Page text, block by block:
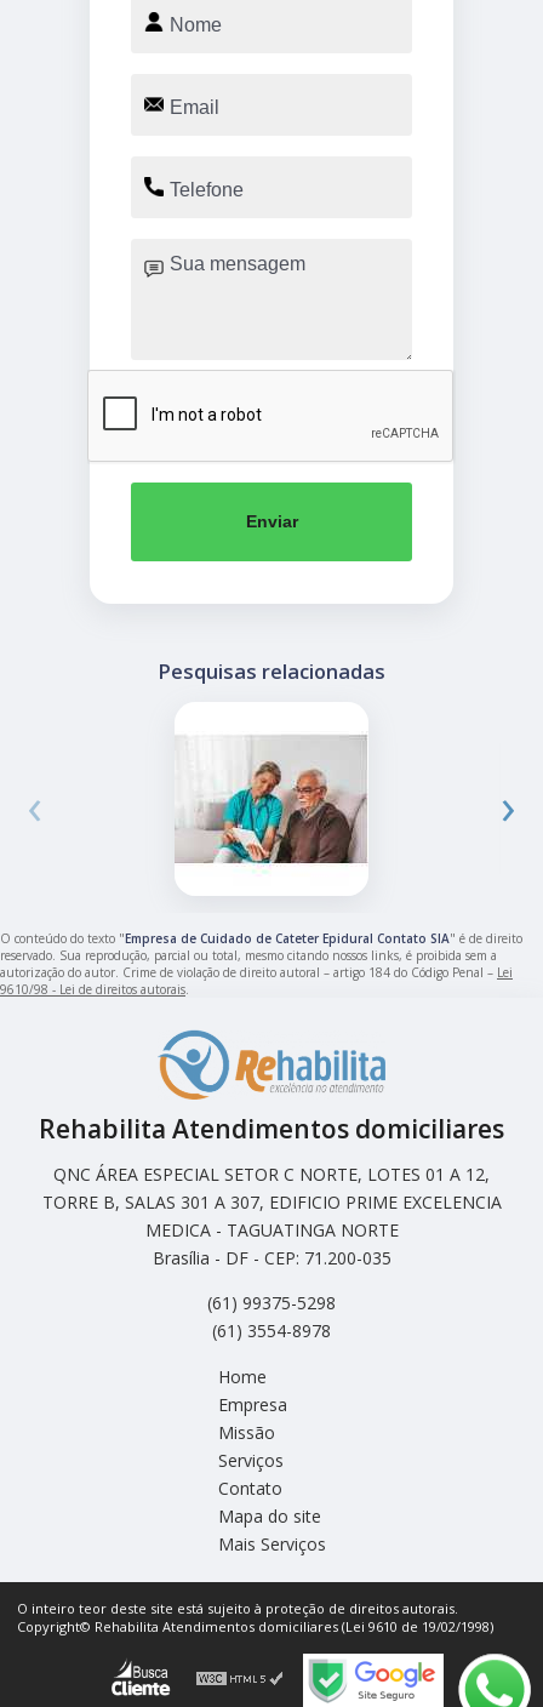
Enviar
Pesquisas relacionadas
‹ ›
O conteúdo do texto "Empresa de Cuidado de Cateter Epidural Contato SIA" é de direito
reservado. Sua reprodução, parcial ou total, mesmo citando nossos links, é proibida sem a
autorização do autor. Crime de violação de direito autoral – artigo 184 do Código Penal – Lei
9610/98 - Lei de direitos autorais
Rehabilita Atendimentos domiciliares
QNC ÁREA ESPECIAL SETOR C NORTE, LOTES 01 A 12,
TORRE B, SALAS 301 A 307, EDIFICIO PRIME EXCELENCIA
MEDICA - TAGUATINGA NORTE
Brasília - DF - CEP: 71.200-035
(61) 99375-5298
(61) 3554-8978
Home
Empresa
Missão
Serviços
Contato
Mapa do site
Mais Serviços
O inteiro teor deste site está sujeito à proteção de direitos autorais.
Copyright© Rehabilita Atendimentos domiciliares (Lei 9610 de 19/02/1998)